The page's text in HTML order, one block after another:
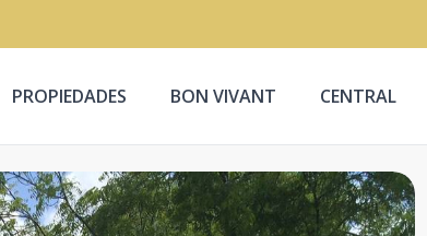
PROPIEDADES BON VIVANT CENTRAL